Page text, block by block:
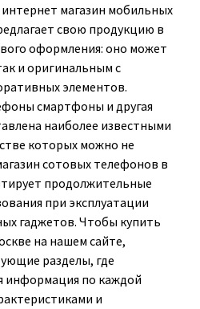
магазин мобильных
свою продукцию в
оформления: оно может
и оригинальным с
элементов.
смартфоны и другая
наиболее известными
которых можно не
сотовых телефонов в
продолжительные
при эксплуатации
гаджетов. Чтобы купить
на нашем сайте,
разделы, где
информация по каждой
и